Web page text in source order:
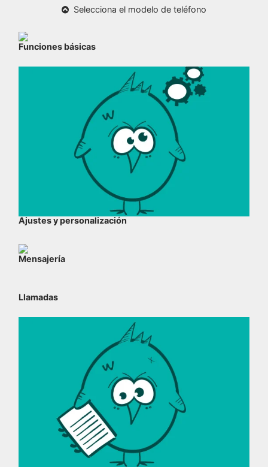
Selecciona el modelo de teléfono
Funciones básicas
Ajustes y personalización
Mensajería
Llamadas